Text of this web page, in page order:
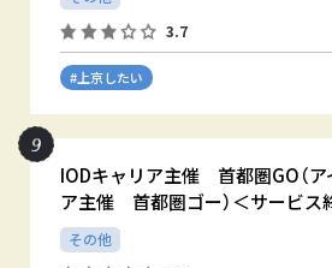
3.7
#上京したい
IODキャリア主催 首都圏GO（
ア主催 首都圏ゴー）＜サービス
その他